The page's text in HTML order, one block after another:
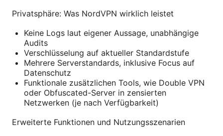
Privatsphäre: Was NordVPN wirklich leistet
Keine Logs laut eigener Aussage, unabhängige
Audits
Verschlüsselung auf aktueller Standardstufe
Mehrere Serverstandards, inklusive Focus auf
Datenschutz
Funktionale zusätzlichen Tools, wie Double VPN
oder Obfuscated-Server in zensierten
Netzwerken (je nach Verfügbarkeit)
Erweiterte Funktionen und Nutzungsszenarien